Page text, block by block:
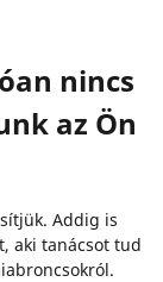
nincs
az Ön
Addig is
aki tanácsot tud